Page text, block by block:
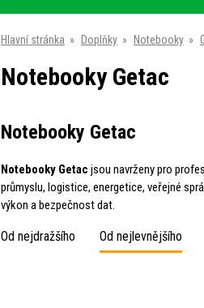
Hlavní stránka » Doplňky » Notebooky »
Notebooky Getac
Notebooky Getac
Notebooky Getac jsou navrženy pro
průmyslu, logistice, energetice, veřejné
výkon a bezpečnost dat.
Od nejdražšího
Od nejlevnějšího